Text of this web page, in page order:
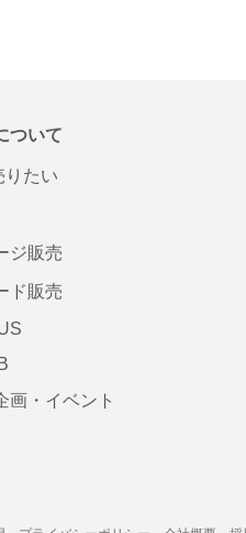
ついて
りたい
ジ販売
ド販売
画・イベント